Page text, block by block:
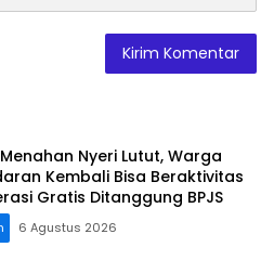
Nyeri Lutut, Warga
Kembali Bisa Beraktivitas
Gratis Ditanggung BPJS
6 Agustus 2026